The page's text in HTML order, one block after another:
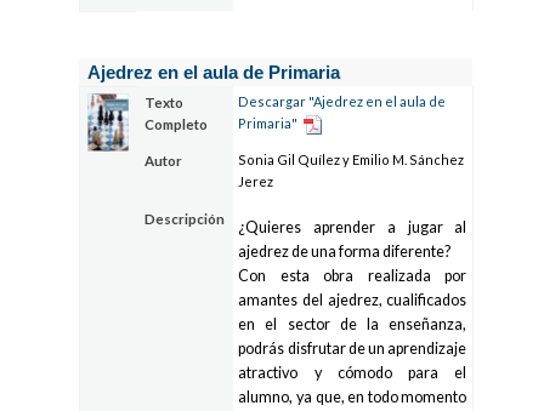
Ajedrez en el aula de Primaria
Texto
Completo
Descargar "Ajedrez en el aula de
Primaria"
Autor
Sonia Gil Quílez y Emilio M. Sánchez
Jerez
Descripción
¿Quieres aprender a jugar al
ajedrez de una forma diferente?
Con esta obra realizada por
amantes del ajedrez, cualificados
en el sector de la enseñanza,
podrás disfrutar de un aprendizaje
atractivo y cómodo para el
alumno, ya que, en todo momento